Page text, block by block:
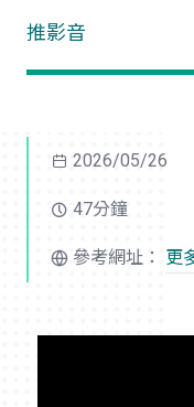
推影音
2026/05/26
47分鐘
參考網址： 更